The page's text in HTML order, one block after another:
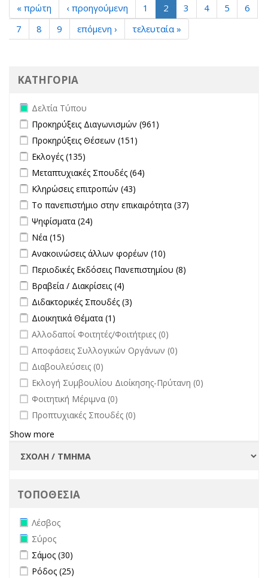
« πρώτη ‹ προηγούμενη 1 2 3 4 5
6
7
8 9 επόμενη › τελευταία »
ΚΑΤΗΓΟΡΙΑ
Remove Δελτία Τύπου filter
Δελτία Τύπου
Apply Προκηρύξεις Διαγωνισμών filter
Προκηρύξεις Διαγωνισμών (961)
Apply Προκηρύξεις Θέσεων filter
Προκηρύξεις Θέσεων (151)
Apply Εκλογές filter
Εκλογές (135)
Apply Μεταπτυχιακές Σπουδές filter
Μεταπτυχιακές Σπουδές (64)
Apply Κληρώσεις επιτροπών filter
Κληρώσεις επιτροπών (43)
Apply Το πανεπιστήμιο στην επικαιρότητα filter
Το πανεπιστήμιο στην επικαιρότητα (37)
Apply Ψηφίσματα filter
Ψηφίσματα (24)
Apply Νέα filter
Νέα (15)
Apply Ανακοινώσεις άλλων φορέων filter
Ανακοινώσεις άλλων φορέων (10)
Apply Περιοδικές Εκδόσεις Πανεπιστημίου filter
Περιοδικές Εκδόσεις Πανεπιστημίου (8)
Apply Βραβεία / Διακρίσεις filter
Βραβεία / Διακρίσεις (4)
Apply Διδακτορικές Σπουδές filter
Διδακτορικές Σπουδές (3)
Apply Διοικητικά Θέματα filter
Διοικητικά Θέματα (1)
undefined
Αλλοδαποί Φοιτητές/Φοιτήτριες (0)
undefined
Αποφάσεις Συλλογικών Οργάνων (0)
undefined
Διαβουλεύσεις (0)
undefined
Εκλογή Συμβουλίου Διοίκησης-Πρύτανη (0)
undefined
Φοιτητική Μέριμνα (0)
undefined
Προπτυχιακές Σπουδές (0)
Show more
ΤΟΠΟΘΕΣΙΑ
Remove Λέσβος filter
Λέσβος
Remove Σύρος filter
Σύρος
Apply Σάμος filter
Σάμος (30)
Apply Ρόδος filter
Ρόδος (25)